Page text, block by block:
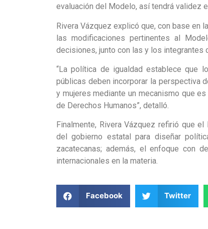
evaluación del Modelo, así tendrá validez
Rivera Vázquez explicó que, con base en
las modificaciones pertinentes al
decisiones, junto con las y los integrantes
“La política de igualdad establece que
públicas deben incorporar la perspectiva
y mujeres mediante un mecanismo que
de Derechos Humanos”, detalló.
Finalmente, Rivera Vázquez refirió que
del gobierno estatal para diseñar
zacatecanas; además, el enfoque con
internacionales en la materia.
Facebook Twitter